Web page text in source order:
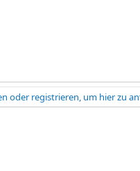
oder registrieren, um hier zu